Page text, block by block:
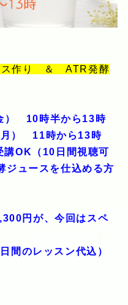
ス作り ＆ ATR発酵
） 10時半から13時
11時から13時
OK（10日間視聴可
ジュースを仕込める方
円が、今回はスペ
間のレッスン代込）